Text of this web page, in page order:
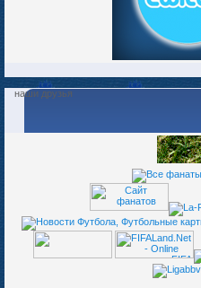
наши друзья